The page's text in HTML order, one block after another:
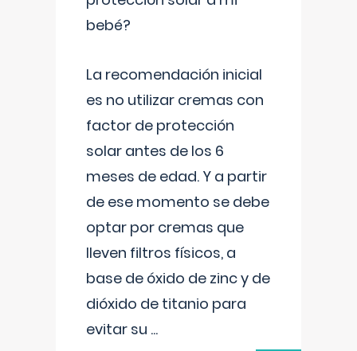
bebé?
La recomendación inicial
es no utilizar cremas con
factor de protección
solar antes de los 6
meses de edad. Y a partir
de ese momento se debe
optar por cremas que
lleven filtros físicos, a
base de óxido de zinc y de
dióxido de titanio para
evitar su ...